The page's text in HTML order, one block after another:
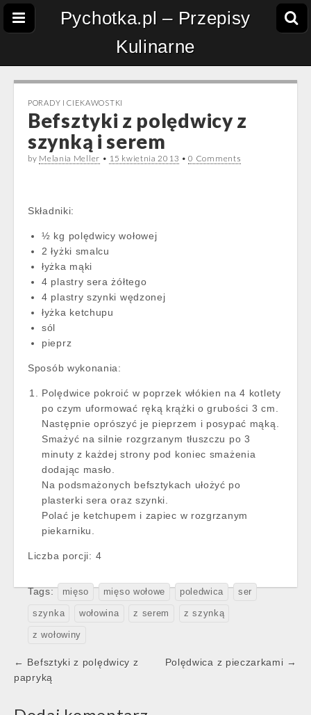
Pychotka.pl – Przepisy
Kulinarne
PORADY I CIEKAWOSTKI
Befsztyki z polędwicy z
szynką i serem
by Melania Meller • 15 kwietnia 2013 •0 Comments
Składniki:
½ kg polędwicy wołowej
2 łyżki smalcu
łyżka mąki
4 plastry sera żółtego
4 plastry szynki wędzonej
łyżka ketchupu
sól
pieprz
Sposób wykonania:
Polędwice pokroić w poprzek włókien na 4 kotlety
po czym uformować ręką krążki o grubości 3 cm.
Następnie oprószyć je pieprzem i posypać mąką.
Smażyć na silnie rozgrzanym tłuszczu po 3
minuty z każdej strony pod koniec smażenia
dodając masło.
Na podsmażonych befsztykach ułożyć po
plasterki sera oraz szynki.
Polać je ketchupem i zapiec w rozgrzanym
piekarniku.
Liczba porcji: 4
Tags: mięso mięso wołowe poledwica ser
szynka wołowina z serem z szynką
z wołowiny
Post
navigation
← Befsztyki z polędwicy z
papryką
Polędwica z pieczarkami →